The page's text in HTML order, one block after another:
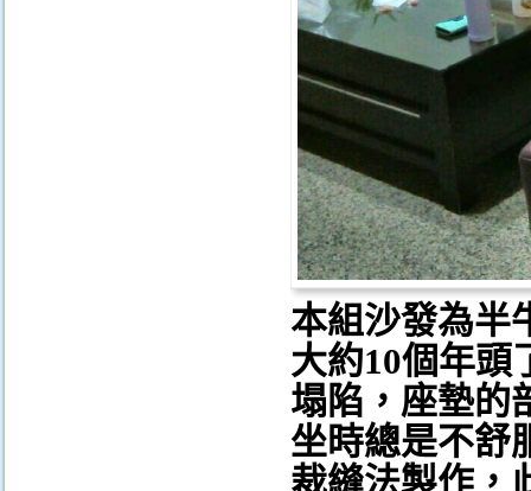
本組沙發為半
大約10個年頭
塌陷，座墊的
坐時總是不舒
裁縫法製作，